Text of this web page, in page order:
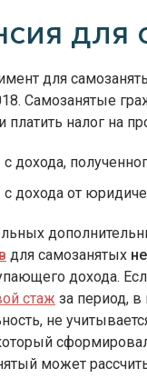
для
для
Самозанятые
платить налог на
с дохода,
с дохода от
для самозанятых
дохода.
стаж за период,
не
может